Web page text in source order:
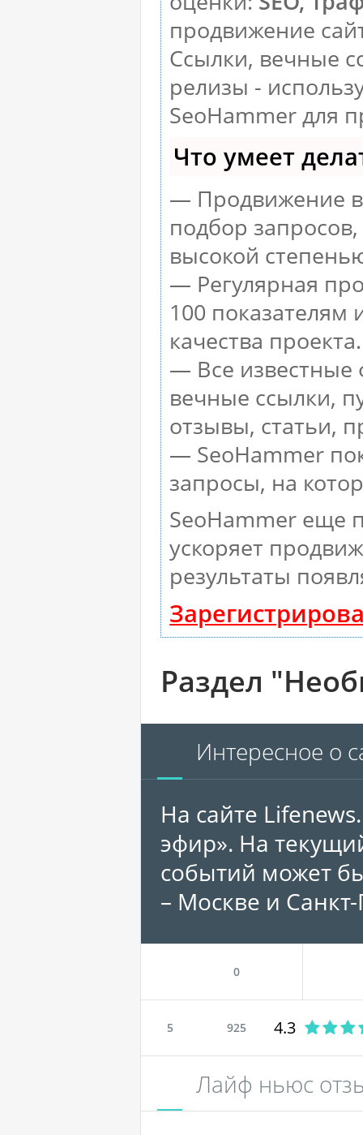
продвижение
Ссылки, вечные
релизы -
SeoHammer для
Что умеет
— Продвижение в
подбор
высокой
— Регулярная
100 показателям
качества проекта.
— Все известные
вечные ссылки,
отзывы, статьи,
— SeoHammer
запросы, на
SeoHammer еще
ускоряет
результаты
Раздел
Интересное о
На сайте
эфир». На
событий может
– Москве и
0
5 925 4.3
Лайф ньюс